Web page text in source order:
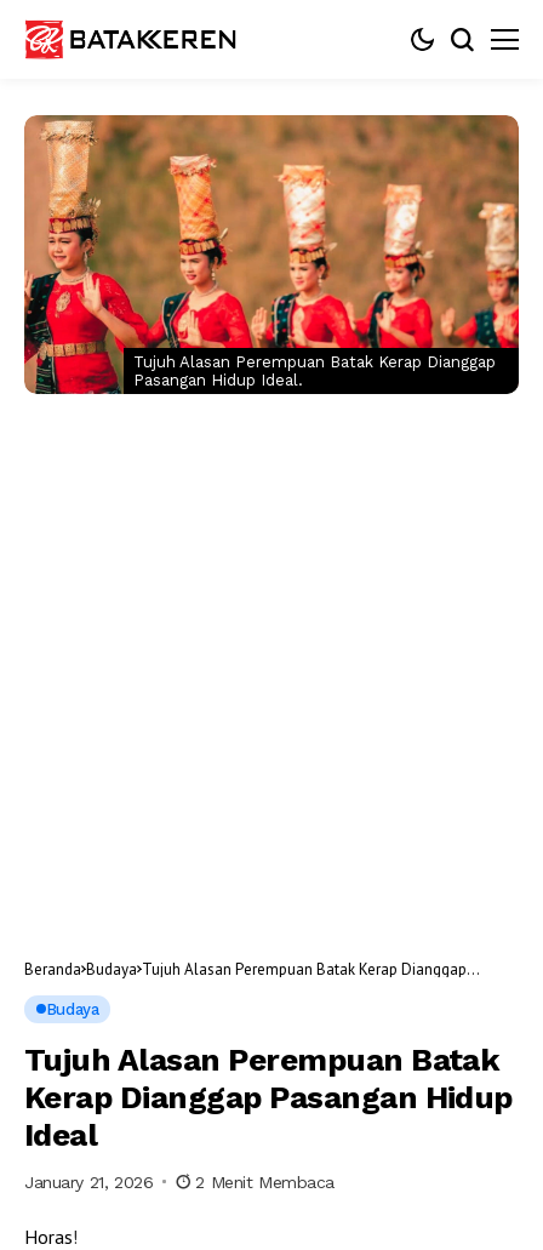
Tujuh Alasan Perempuan Batak Kerap Dianggap
Pasangan Hidup Ideal.
Beranda Budaya Tujuh Alasan Perempuan Batak Kerap Dianggap
Budaya
Tujuh Alasan Perempuan Batak
Kerap Dianggap Pasangan Hidup
Ideal
January 21, 2026 2 Menit Membaca
Horas!